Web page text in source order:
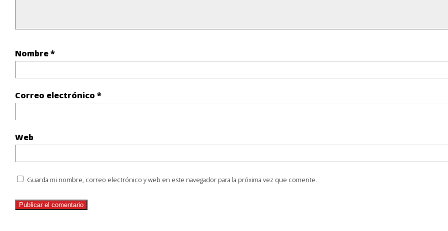
Nombre*
Correo electrónico *
Web
Guarda mi nombre, correo electrónico y web en este navegador para la próxima vez que comente.